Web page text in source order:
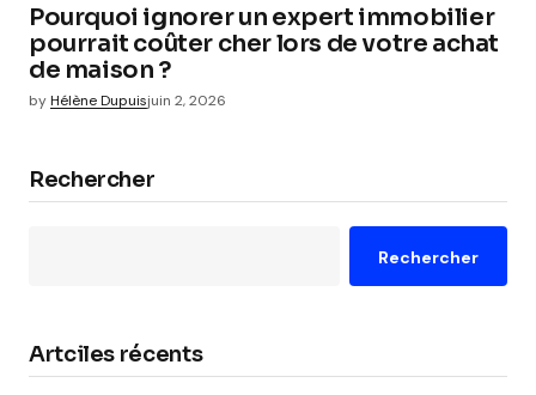
Pourquoi ignorer un expert immobilier
pourrait coûter cher lors de votre achat
de maison ?
byHélène Dupuisjuin 2, 2026
Rechercher
Rechercher
Artciles récents